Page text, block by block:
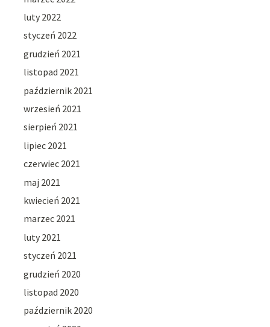
luty 2022
styczeń 2022
grudzień 2021
listopad 2021
październik 2021
wrzesień 2021
sierpień 2021
lipiec 2021
czerwiec 2021
maj 2021
kwiecień 2021
marzec 2021
luty 2021
styczeń 2021
grudzień 2020
listopad 2020
październik 2020